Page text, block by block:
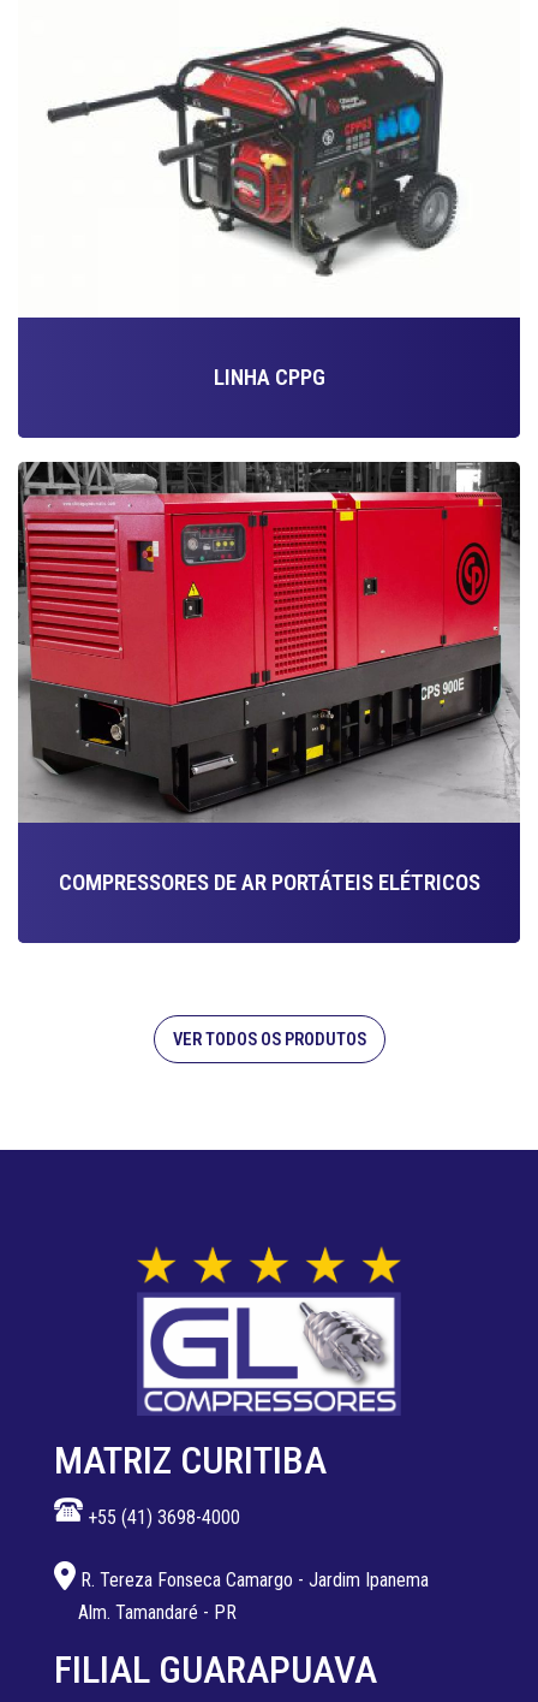
LINHA CPPG
COMPRESSORES DE AR PORTÁTEIS ELÉTRICOS
VER TODOS OS PRODUTOS
MATRIZ CURITIBA
+55 (41) 3698-4000
R. Tereza Fonseca Camargo - Jardim Ipanema
Alm. Tamandaré - PR
FILIAL GUARAPUAVA